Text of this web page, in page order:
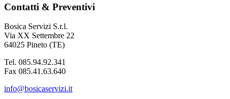
Contatti & Preventivi
Bosica Servizi S.r.l.
Via XX Settembre 22
64025 Pineto (TE)
Tel. 085.94.92.341
Fax 085.41.63.640
info@bosicaservizi.it